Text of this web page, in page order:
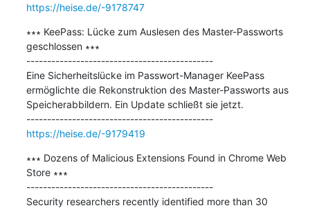
https://heise.de/-9178747
∗∗∗ KeePass: Lücke zum Auslesen des Master-Passworts
geschlossen ∗∗∗
---------------------------------------------
Eine Sicherheitslücke im Passwort-Manager KeePass
ermöglichte die Rekonstruktion des Master-Passworts aus
Speicherabbildern. Ein Update schließt sie jetzt.
---------------------------------------------
https://heise.de/-9179419
∗∗∗ Dozens of Malicious Extensions Found in Chrome Web
Store ∗∗∗
---------------------------------------------
Security researchers recently identified more than 30